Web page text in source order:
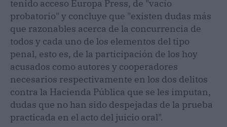
tenido acceso Europa Press, de "vacío
probatorio" y concluye que "existen dudas más
que razonables acerca de la concurrencia de
todos y cada uno de los elementos del tipo
penal, esto es, de la participación de los hoy
acusados como autores y cooperadores
necesarios respectivamente en los dos delitos
contra la Hacienda Pública que se les imputan,
dudas que no han sido despejadas de la prueba
practicada en el acto del juicio oral".